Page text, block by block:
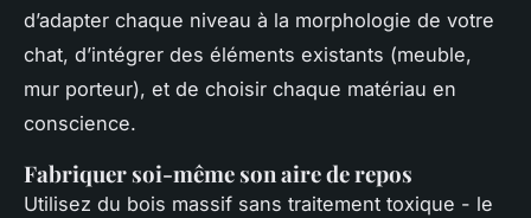
d’adapter chaque niveau à la morphologie de votre
chat, d’intégrer des éléments existants (meuble,
mur porteur), et de choisir chaque matériau en
conscience.
Fabriquer soi-même son aire de repos
Utilisez du bois massif sans traitement toxique - le